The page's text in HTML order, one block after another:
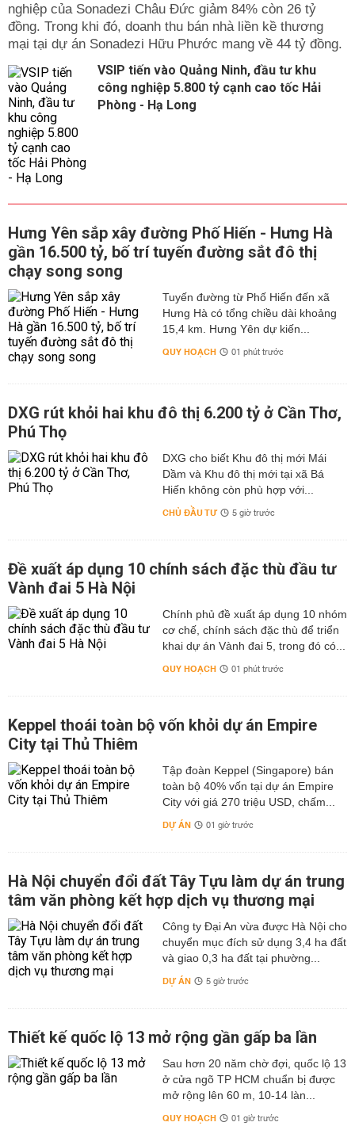
nghiệp của Sonadezi Châu Đức giảm 84% còn 26 tỷ
đồng. Trong khi đó, doanh thu bán nhà liền kề thương
mại tại dự án Sonadezi Hữu Phước mang về 44 tỷ đồng.
VSIP tiến vào Quảng Ninh, đầu tư khu
công nghiệp 5.800 tỷ cạnh cao tốc Hải
Phòng - Hạ Long
Hưng Yên sắp xây đường Phố Hiến - Hưng Hà
gần 16.500 tỷ, bố trí tuyến đường sắt đô thị
chạy song song
Tuyến đường từ Phố Hiến đến xã
Hưng Hà có tổng chiều dài khoảng
15,4 km. Hưng Yên dự kiến...
QUY HOẠCH 01 phút trước
DXG rút khỏi hai khu đô thị 6.200 tỷ ở Cần Thơ,
Phú Thọ
DXG cho biết Khu đô thị mới Mái
Dầm và Khu đô thị mới tại xã Bá
Hiến không còn phù hợp với...
CHỦ ĐẦU TƯ 5 giờ trước
Đề xuất áp dụng 10 chính sách đặc thù đầu tư
Vành đai 5 Hà Nội
Chính phủ đề xuất áp dụng 10 nhóm
cơ chế, chính sách đặc thù để triển
khai dự án Vành đai 5, trong đó có...
QUY HOẠCH 01 phút trước
Keppel thoái toàn bộ vốn khỏi dự án Empire
City tại Thủ Thiêm
Tập đoàn Keppel (Singapore) bán
toàn bộ 40% vốn tại dự án Empire
City với giá 270 triệu USD, chấm...
DỰ ÁN 01 giờ trước
Hà Nội chuyển đổi đất Tây Tựu làm dự án trung
tâm văn phòng kết hợp dịch vụ thương mại
Công ty Đại An vừa được Hà Nội cho
chuyển mục đích sử dụng 3,4 ha đất
và giao 0,3 ha đất tại phường...
DỰ ÁN 5 giờ trước
Thiết kế quốc lộ 13 mở rộng gần gấp ba lần
Sau hơn 20 năm chờ đợi, quốc lộ 13
ở cửa ngõ TP HCM chuẩn bị được
mở rộng lên 60 m, 10-14 làn...
QUY HOẠCH 01 giờ trước